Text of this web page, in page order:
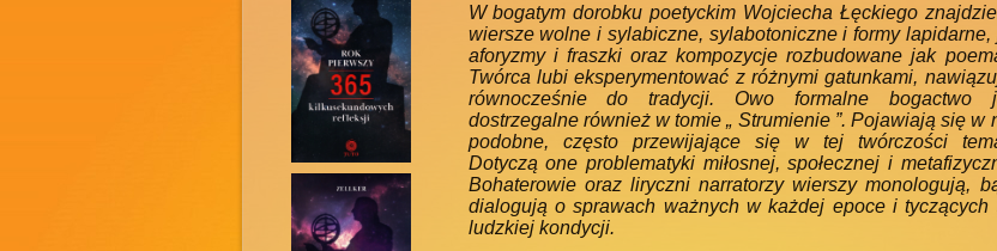
W bogatym dorobku poetyckim Wojciecha Łęckiego
wiersze wolne i sylabiczne, sylabotoniczne i formy lapidarne,
aforyzmy i fraszki oraz kompozycje rozbudowane jak
Twórca lubi eksperymentować z różnymi gatunkami,
równocześnie do tradycji. Owo formalne bogactwo
dostrzegalne również w tomie „ Strumienie ”. Pojawiają się w
podobne, często przewijające się w tej twórczości
Dotyczą one problematyki miłosnej, społecznej i
Bohaterowie oraz liryczni narratorzy wierszy monologują,
dialogują o sprawach ważnych w każdej epoce i tyczących
ludzkiej kondycji.